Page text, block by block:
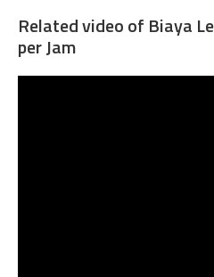
Related video of Biaya
per Jam